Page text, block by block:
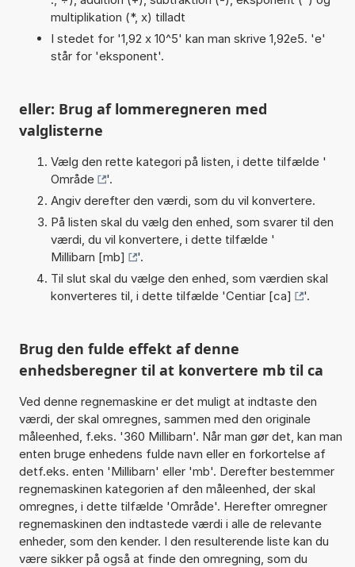
multiplikation (*, x) tilladt
I stedet for '1,92 x 10^5' kan man skrive 1,92e5. 'e'
står for 'eksponent'.
eller: Brug af lommeregneren med
valglisterne
Vælg den rette kategori på listen, i dette tilfælde '
Område
'.
Angiv derefter den værdi, som du vil konvertere.
På listen skal du vælg den enhed, som svarer til den
værdi, du vil konvertere, i dette tilfælde '
Millibarn [mb]
'.
Til slut skal du vælge den enhed, som værdien skal
konverteres til, i dette tilfælde 'Centiar [ca] '.
Brug den fulde effekt af denne
enhedsberegner til at konvertere mb til ca
Ved denne regnemaskine er det muligt at indtaste den
værdi, der skal omregnes, sammen med den originale
måleenhed, f.eks. '360 Millibarn'. Når man gør det, kan man
enten bruge enhedens fulde navn eller en forkortelse af
detf.eks. enten 'Millibarn' eller 'mb'. Derefter bestemmer
regnemaskinen kategorien af den måleenhed, der skal
omregnes, i dette tilfælde 'Område'. Herefter omregner
regnemaskinen den indtastede værdi i alle de relevante
enheder, som den kender. I den resulterende liste kan du
være sikker på også at finde den omregning, som du